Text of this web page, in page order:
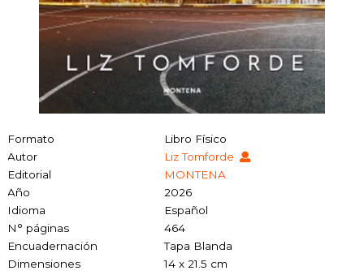
Formato
Libro Físico
Autor
Liz Tomforde
Editorial
MONTENA
Año
2026
Idioma
Español
N° páginas
464
Encuadernación
Tapa Blanda
Dimensiones
14 x 21.5 cm